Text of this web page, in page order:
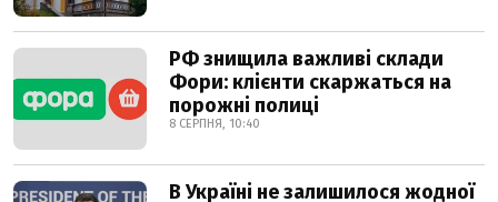
РФ знищила важливі склади
Фори: клієнти скаржаться на
порожні полиці
8 СЕРПНЯ, 10:40
В Україні не залишилося жодної